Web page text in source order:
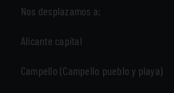
Nos desplazamos a:
Alicante capital
Campello (Campello pueblo y playa)